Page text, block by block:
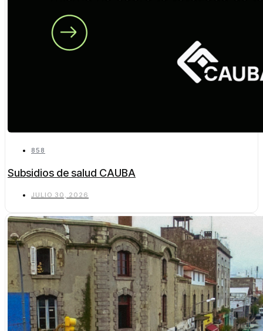
858
Subsidios de salud CAUBA
JULIO 30, 2026